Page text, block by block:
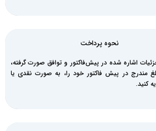
نحوه پرداخت
اشاره شده در پیش‌فاکتور و توافق صورت گرفته،
در پیش فاکتور خود را، به صورت نقدی یا